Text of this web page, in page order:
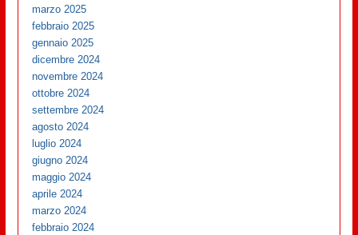
marzo 2025
febbraio 2025
gennaio 2025
dicembre 2024
novembre 2024
ottobre 2024
settembre 2024
agosto 2024
luglio 2024
giugno 2024
maggio 2024
aprile 2024
marzo 2024
febbraio 2024